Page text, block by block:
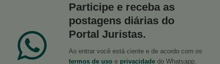
Participe e receba as
postagens diárias do
Portal Juristas.
Ao entrar você está ciente e de acordo com os
termos de uso e privacidade do Whatsapp.